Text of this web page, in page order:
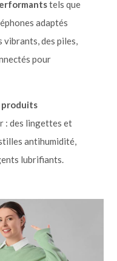
tels que
adaptés
vibrants, des piles,
pour
produits
: des lingettes et
antihumidité,
lubrifiants.